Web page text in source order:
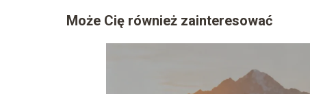
Może Cię również zainteresować